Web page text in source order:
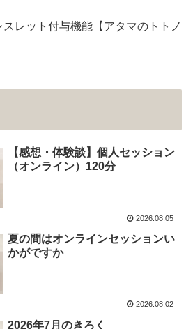
スレット付与機能【アタマのトトノ
【感想・体験談】個人セッション
（オンライン）120分
2026.08.05
夏の間はオンラインセッションい
かがですか
2026.08.02
2026年7月のきろく